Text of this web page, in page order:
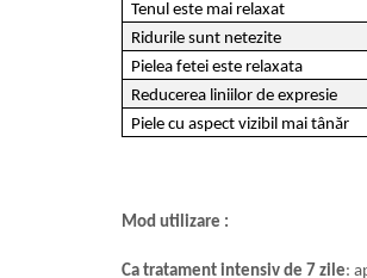
Tenul este mai relaxat
Ridurile sunt netezite
Pielea fetei este relaxata
Reducerea liniilor de expresie
Piele cu aspect vizibil mai tânăr
Mod utilizare :
Ca tratament intensiv de 7 zile: